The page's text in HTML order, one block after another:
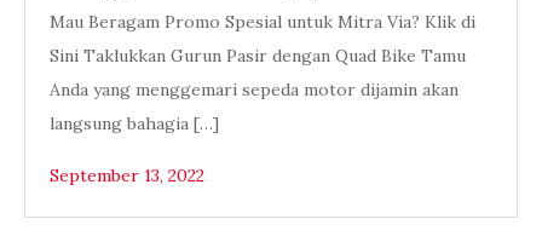
Mau Beragam Promo Spesial untuk Mitra Via? Klik di
Sini Taklukkan Gurun Pasir dengan Quad Bike Tamu
Anda yang menggemari sepeda motor dijamin akan
langsung bahagia […]
September 13, 2022